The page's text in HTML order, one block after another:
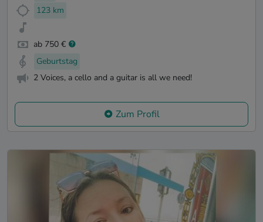
123 km
ab 750 €
Geburtstag
2 Voices, a cello and a guitar is all we need!
Zum Profil